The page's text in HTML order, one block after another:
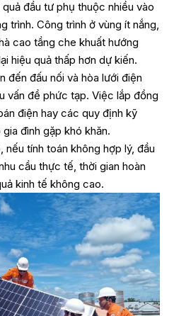
đầu tư phụ thuộc nhiều vào
trình. Công trình ở vùng ít nắng,
cao tầng che khuất hướng
hiệu quả thấp hơn dự kiến.
đến đấu nối và hòa lưới điện
vấn đề phức tạp. Việc lắp đồng
điện hay các quy định kỹ
đình gặp khó khăn.
tính toán không hợp lý, đầu
cầu thực tế, thời gian hoàn
kinh tế không cao.